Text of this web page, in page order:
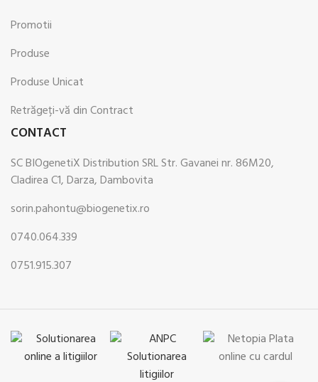
Promotii
Produse
Produse Unicat
Retrăgeți-vă din Contract
CONTACT
SC BIOgenetiX Distribution SRL Str. Gavanei nr. 86M20,
Cladirea C1, Darza, Dambovita
sorin.pahontu@biogenetix.ro
0740.064.339
0751.915.307